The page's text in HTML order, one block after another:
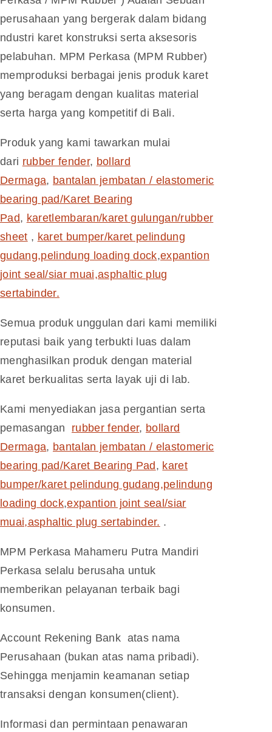
perusahaan yang bergerak dalam bidang
ndustri karet konstruksi serta aksesoris
pelabuhan. MPM Perkasa (MPM Rubber)
memproduksi berbagai jenis produk karet
yang beragam dengan kualitas material
serta harga yang kompetitif di Bali.
Produk yang kami tawarkan mulai
dari rubber fender, bollard
Dermaga, bantalan jembatan / elastomeric
bearing pad/Karet Bearing
Pad, karetlembaran/karet gulungan/rubber
sheet , karet bumper/karet pelindung
gudang,pelindung loading dock,expantion
joint seal/siar muai,asphaltic plug
sertabinder.
Semua produk unggulan dari kami memiliki
reputasi baik yang terbukti luas dalam
menghasilkan produk dengan material
karet berkualitas serta layak uji di lab.
Kami menyediakan jasa pergantian serta
pemasangan
rubber fender, bollard
Dermaga, bantalan jembatan / elastomeric
bearing pad/Karet Bearing Pad, karet
bumper/karet pelindung gudang,pelindung
loading dock,expantion joint seal/siar
muai,asphaltic plug sertabinder. .
MPM Perkasa Mahameru Putra Mandiri
Perkasa selalu berusaha untuk
memberikan pelayanan terbaik bagi
konsumen.
Account Rekening Bank atas nama
Perusahaan (bukan atas nama pribadi).
Sehingga menjamin keamanan setiap
transaksi dengan konsumen(client).
Informasi dan permintaan penawaran